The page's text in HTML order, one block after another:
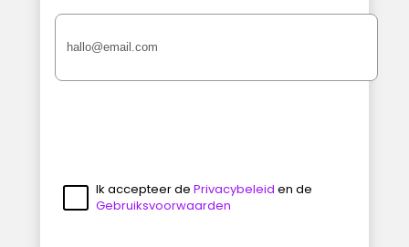
Ik accepteer de Privacybeleid en de
Gebruiksvoorwaarden